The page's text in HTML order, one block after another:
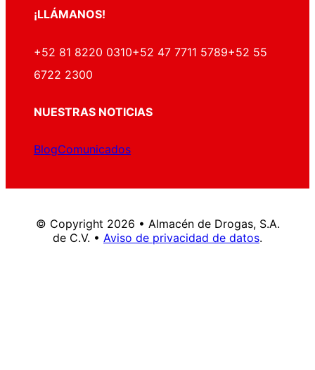
¡LLÁMANOS!
+52 81 8220 0310+52 47 7711 5789+52 55
6722 2300
NUESTRAS NOTICIAS
BlogComunicados
© Copyright 2026 • Almacén de Drogas, S.A.
de C.V. • Aviso de privacidad de datos.